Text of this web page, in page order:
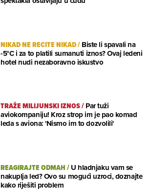
NIKAD NE RECITE NIKAD/Biste li spavali na
-5°C i za to platili sumanuti iznos? Ovaj ledeni
hotel nudi nezaboravno iskustvo
TRAŽE MILIJUNSKI IZNOS/Par tuži
aviokompaniju! Kroz strop im je pao komad
leda s aviona: 'Nismo im to dozvolili'
REAGIRAJTE ODMAH/U hladnjaku vam se
nakuplja led? Ovo su mogući uzroci, doznajte
kako riješiti problem